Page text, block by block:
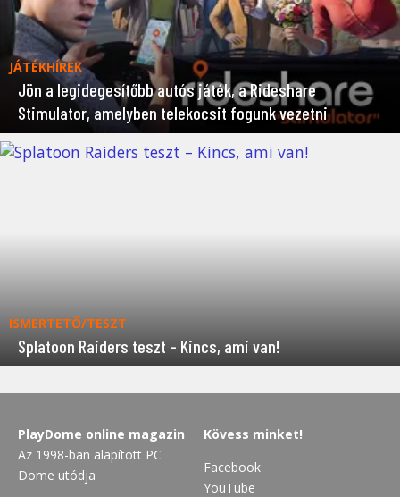
JÁTÉKHÍREK
Jön a legidegesítőbb autós játék, a Rideshare
Stimulator, amelyben telekocsit fogunk vezetni
ISMERTETŐ/TESZT
Splatoon Raiders teszt – Kincs, ami van!
PlayDome online magazin
Az 1998-ban alapított PC
Dome utódja
Kövess minket!
Facebook
YouTube